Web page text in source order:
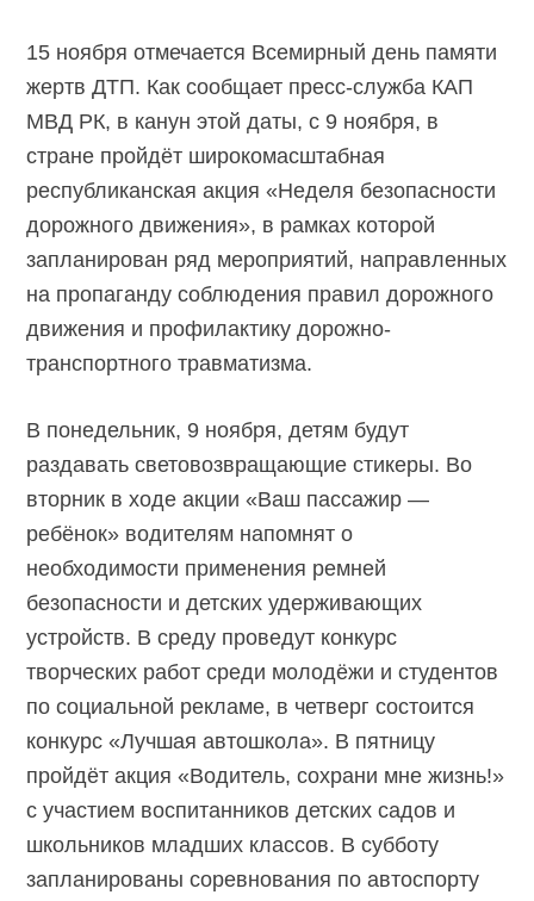
15 ноября отмечается Всемирный день памяти
жертв ДТП. Как сообщает пресс-служба КАП
МВД РК, в канун этой даты, с 9 ноября, в
стране пройдёт широкомасштабная
республиканская акция «Неделя безопасности
дорожного движения», в рамках которой
запланирован ряд мероприятий, направленных
на пропаганду соблюдения правил дорожного
движения и профилактику дорожно-
транспортного травматизма.
В понедельник, 9 ноября, детям будут
раздавать световозвращающие стикеры. Во
вторник в ходе акции «Ваш пассажир —
ребёнок» водителям напомнят о
необходимости применения ремней
безопасности и детских удерживающих
устройств. В среду проведут конкурс
творческих работ среди молодёжи и студентов
по социальной рекламе, в четверг состоится
конкурс «Лучшая автошкола». В пятницу
пройдёт акция «Водитель, сохрани мне жизнь!»
с участием воспитанников детских садов и
школьников младших классов. В субботу
запланированы соревнования по автоспорту